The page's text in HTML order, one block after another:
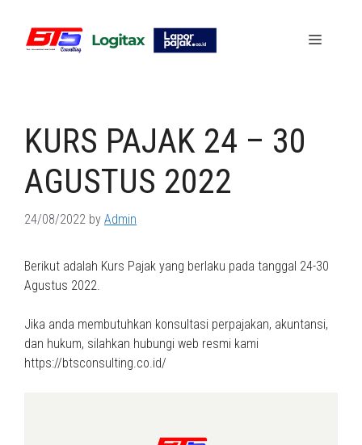
content
Menu
KURS PAJAK 24 – 30
AGUSTUS 2022
24/08/2022 by Admin
Berikut adalah Kurs Pajak yang berlaku pada tanggal 24-30
Agustus 2022.
Jika anda membutuhkan konsultasi perpajakan, akuntansi,
dan hukum, silahkan hubungi web resmi kami
https://btsconsulting.co.id/